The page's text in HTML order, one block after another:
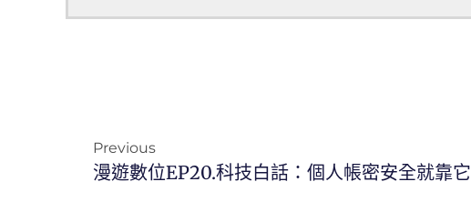
Previous
漫遊數位EP20.科技白話：個人帳密安全就靠它